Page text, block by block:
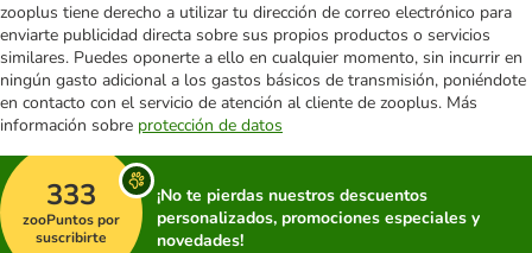
zooplus tiene derecho a utilizar tu dirección de correo electrónico para
enviarte publicidad directa sobre sus propios productos o servicios
similares. Puedes oponerte a ello en cualquier momento, sin incurrir en
ningún gasto adicional a los gastos básicos de transmisión, poniéndote
en contacto con el servicio de atención al cliente de zooplus. Más
información sobre protección de datos
333
zooPuntos por
suscribirte
¡No te pierdas nuestros descuentos
personalizados, promociones especiales y
novedades!